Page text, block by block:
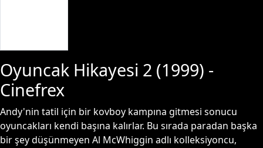
Oyuncak Hikayesi 2 (1999) -
Cinefrex
Andy'nin tatil için bir kovboy kampına gitmesi sonucu
oyuncakları kendi başına kalırlar. Bu sırada paradan başka
bir şey düşünmeyen Al McWhiggin adlı kolleksiyoncu,